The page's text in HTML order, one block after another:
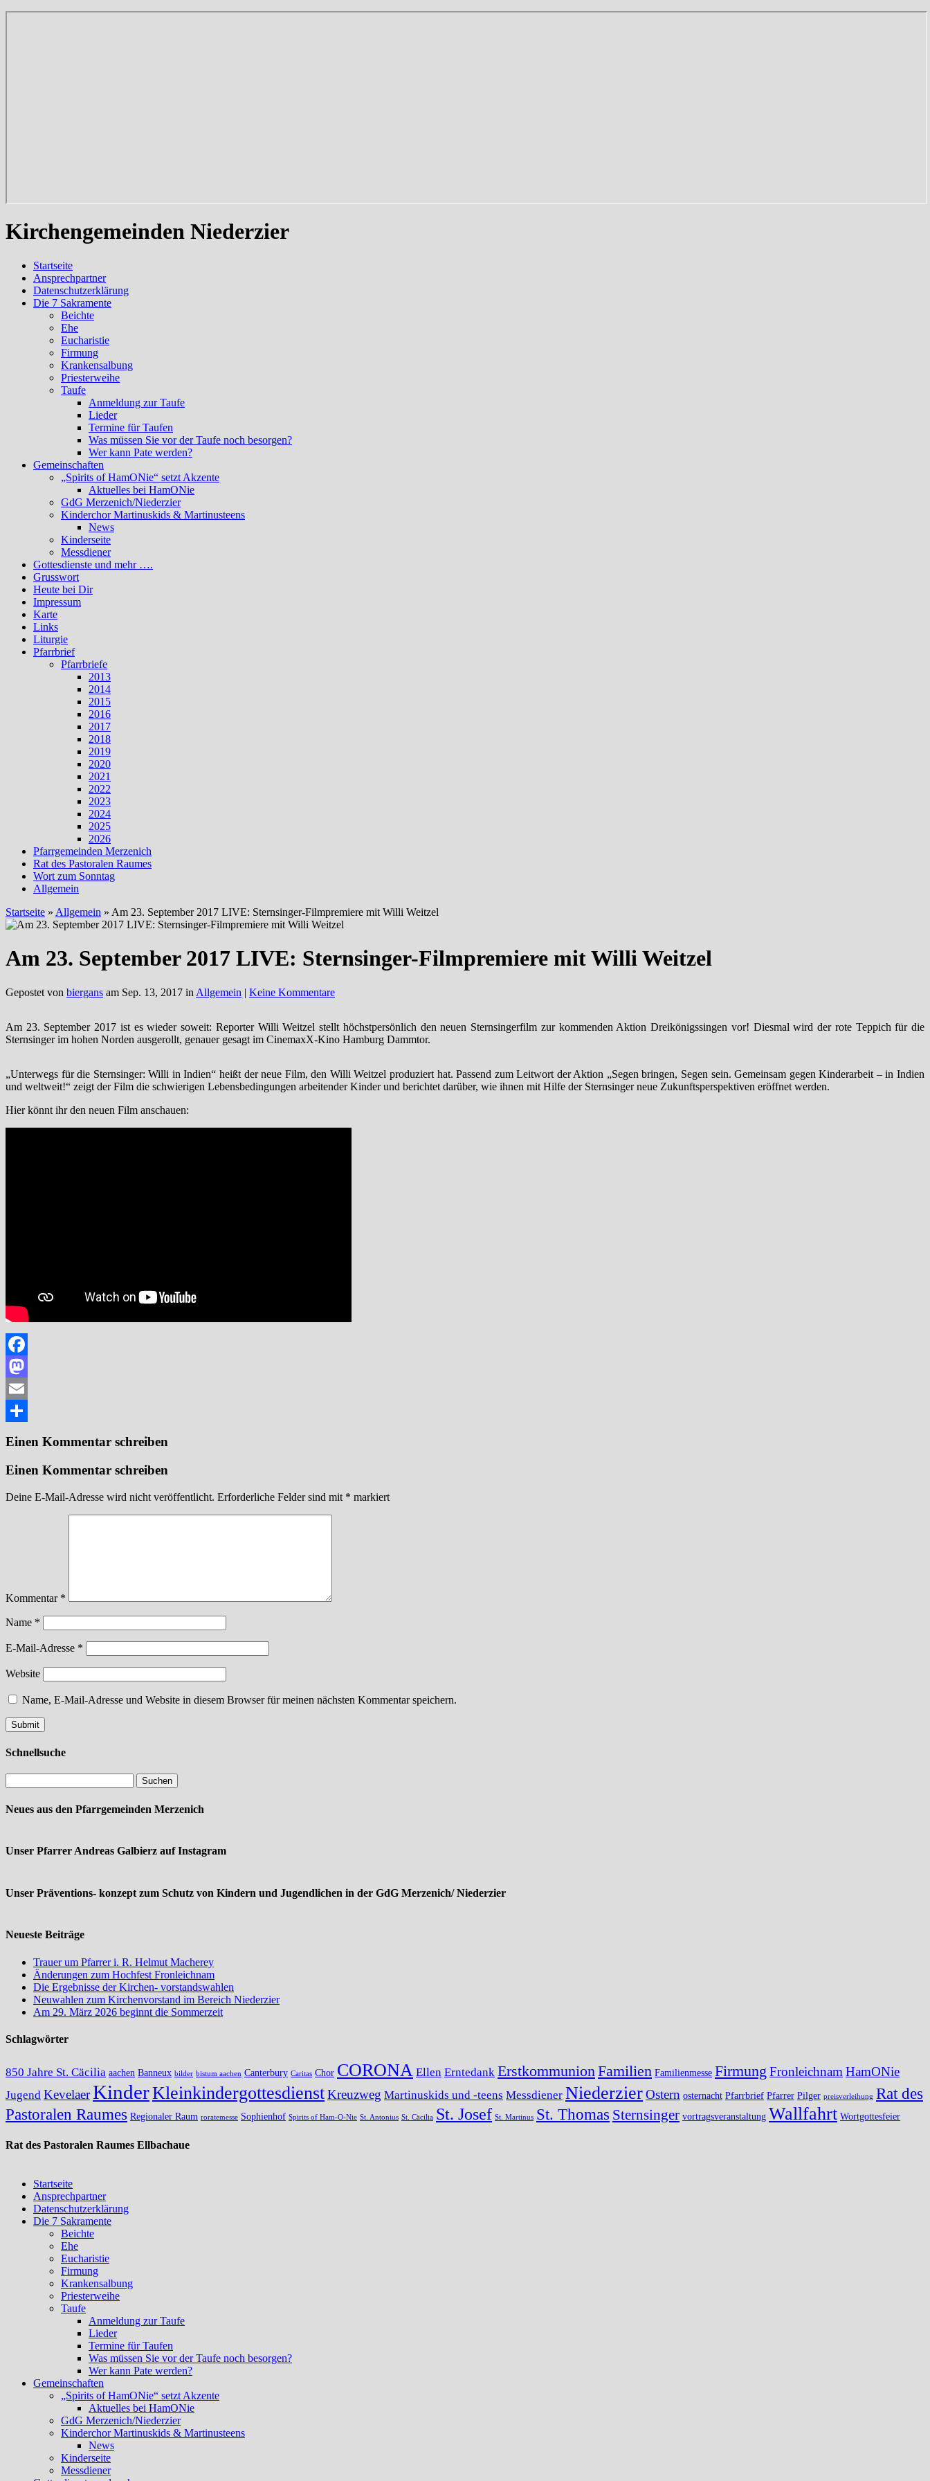
Kirchengemeinden Niederzier
Startseite
Ansprechpartner
Datenschutzerklärung
Die 7 Sakramente
Beichte
Ehe
Eucharistie
Firmung
Krankensalbung
Priesterweihe
Taufe
Anmeldung zur Taufe
Lieder
Termine für Taufen
Was müssen Sie vor der Taufe noch besorgen?
Wer kann Pate werden?
Gemeinschaften
„Spirits of HamONie“ setzt Akzente
Aktuelles bei HamONie
GdG Merzenich/Niederzier
Kinderchor Martinuskids & Martinusteens
News
Kinderseite
Messdiener
Gottesdienste und mehr ….
Grusswort
Heute bei Dir
Impressum
Karte
Links
Liturgie
Pfarrbrief
Pfarrbriefe
2013
2014
2015
2016
2017
2018
2019
2020
2021
2022
2023
2024
2025
2026
Pfarrgemeinden Merzenich
Rat des Pastoralen Raumes
Wort zum Sonntag
Allgemein
Startseite » Allgemein » Am 23. September 2017 LIVE: Sternsinger-Filmpremiere mit Willi Weitzel
Am 23. September 2017 LIVE: Sternsinger-Filmpremiere mit Willi Weitzel
Gepostet von biergans am Sep. 13, 2017 in Allgemein | Keine Kommentare
Am 23. September 2017 ist es wieder soweit: Reporter Willi Weitzel stellt höchstpersönlich den neuen Sternsingerfilm zur kommenden Aktion Dreikönigssingen vor! Diesmal wird der rote Teppich für die
Sternsinger im hohen Norden ausgerollt, genauer gesagt im CinemaxX-Kino Hamburg Dammtor.
„Unterwegs für die Sternsinger: Willi in Indien“ heißt der neue Film, den Willi Weitzel produziert hat. Passend zum Leitwort der Aktion „Segen bringen, Segen sein. Gemeinsam gegen Kinderarbeit – in Indien
und weltweit!“ zeigt der Film die schwierigen Lebensbedingungen arbeitender Kinder und berichtet darüber, wie ihnen mit Hilfe der Sternsinger neue Zukunftsperspektiven eröffnet werden.
Hier könnt ihr den neuen Film anschauen:
Facebook
Mastodon
Email
Einen Kommentar schreiben
Einen Kommentar schreiben
Deine E-Mail-Adresse wird nicht veröffentlicht. Erforderliche Felder sind mit * markiert
Kommentar *
Name *
E-Mail-Adresse *
Website
Name, E-Mail-Adresse und Website in diesem Browser für meinen nächsten Kommentar speichern.
Schnellsuche
Neues aus den Pfarrgemeinden Merzenich
Unser Pfarrer Andreas Galbierz auf Instagram
Unser Präventions- konzept zum Schutz von Kindern und Jugendlichen in der GdG Merzenich/ Niederzier
Neueste Beiträge
Trauer um Pfarrer i. R. Helmut Macherey
Änderungen zum Hochfest Fronleichnam
Die Ergebnisse der Kirchen- vorstandswahlen
Neuwahlen zum Kirchenvorstand im Bereich Niederzier
Am 29. März 2026 beginnt die Sommerzeit
Schlagwörter
850 Jahre St. Cäcilia aachen Banneux bilder bistum aachen Canterbury Caritas Chor CORONA Ellen Erntedank ErstkommunionFamilien Familienmesse Firmung Fronleichnam HamONie
Jugend KevelaerKinderKleinkindergottesdienstKreuzweg Martinuskids und -teens Messdiener NiederzierOstern osternacht Pfarrbrief Pfarrer Pilger preisverleihung Rat des
Pastoralen Raumes Regionaler Raum roratemesse Sophienhof Spirits of Ham-O-Nie St. Antonius St. Cäcilia St. Josef St. Martinus St. Thomas Sternsinger vortragsveranstaltung Wallfahrt Wortgottesfeier
Rat des Pastoralen Raumes Ellbachaue
Startseite
Ansprechpartner
Datenschutzerklärung
Die 7 Sakramente
Beichte
Ehe
Eucharistie
Firmung
Krankensalbung
Priesterweihe
Taufe
Anmeldung zur Taufe
Lieder
Termine für Taufen
Was müssen Sie vor der Taufe noch besorgen?
Wer kann Pate werden?
Gemeinschaften
„Spirits of HamONie“ setzt Akzente
Aktuelles bei HamONie
GdG Merzenich/Niederzier
Kinderchor Martinuskids & Martinusteens
News
Kinderseite
Messdiener